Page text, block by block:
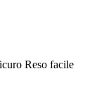
Reso facile